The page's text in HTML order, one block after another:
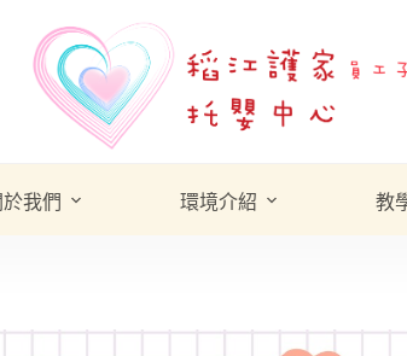
於我們 環境介紹 教